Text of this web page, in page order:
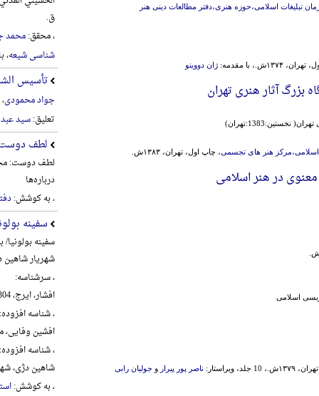
تبلیغات اسلامی،حوزه هنری،دفتر مطالعات دینی هنر
۱۳۷۴ش.، با مقدمه: ژان دووینو
بزرگ آثار هنری تهران
نخستین:1383:تهران)
هنر های تجسمی، چاپ اول، تهران، ۱۳۸۳ش.
در هنر اسلامی
اسلامی
ویراستار: ناصر پور پیرار و جولیان رابی
ق.
، محقق:محمد
شناسی شیعه،
تأسیس
جواد محمودی
تعلیق:سید
لطف
لطف دوست:
درباره‌ها
، به کوشش:
سفینه
سفینه
شهریار شاهین
، سرشناسه:
افشار، ایرج، 1304-1389
، شناسه افزوده:
افشین وفایی،
، شناسه افزوده:
شاهین دژی،
، به کوشش: